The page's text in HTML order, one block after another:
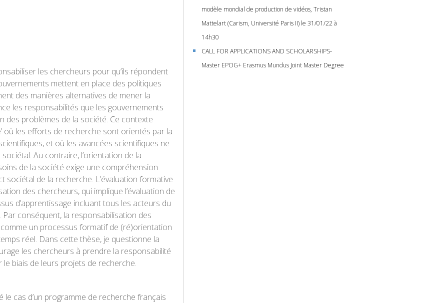
les chercheurs pour qu’ils répondent
mettent en place des politiques
des manières alternatives de mener la
les responsabilités que les gouvernements
problèmes de la société. Ce contexte
où les efforts de recherche sont orientés par la
et où les avancées scientifiques ne
Au contraire, l’orientation de la
de la société exige une compréhension
sociétal de la recherche. L’évaluation formative
des chercheurs, qui implique l’évaluation de
d’apprentissage incluant tous les acteurs du
conséquent, la responsabilisation des
un processus formatif de (ré)orientation
réel. Dans cette thèse, je questionne la
les chercheurs à prendre la responsabilité
biais de leurs projets de recherche.
le cas d’un programme de recherche français
modèle mondial de production de vidéos, Tristan
Mattelart (Carism, Université Paris II) le 31/01/22 à
14h30
CALL FOR APPLICATIONS AND SCHOLARSHIPS-
Master EPOG+ Erasmus Mundus Joint Master Degree